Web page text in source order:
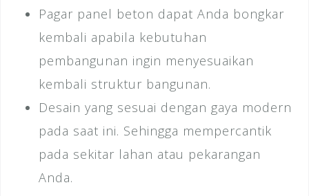
Pagar panel beton dapat Anda bongkar
kembali apabila kebutuhan
pembangunan ingin menyesuaikan
kembali struktur bangunan.
Desain yang sesuai dengan gaya modern
pada saat ini. Sehingga mempercantik
pada sekitar lahan atau pekarangan
Anda.